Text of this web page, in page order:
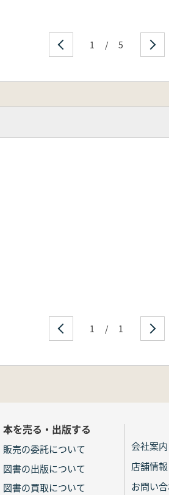
1 / 5
1 / 1
本を売る・出版する
販売の委託について
図書の出版について
図書の買取について
会社案内
店舗情
お問い